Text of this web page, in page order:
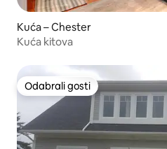
Kuća – Chester
Kuća kitova
Odabrali gosti
Odabrali gosti